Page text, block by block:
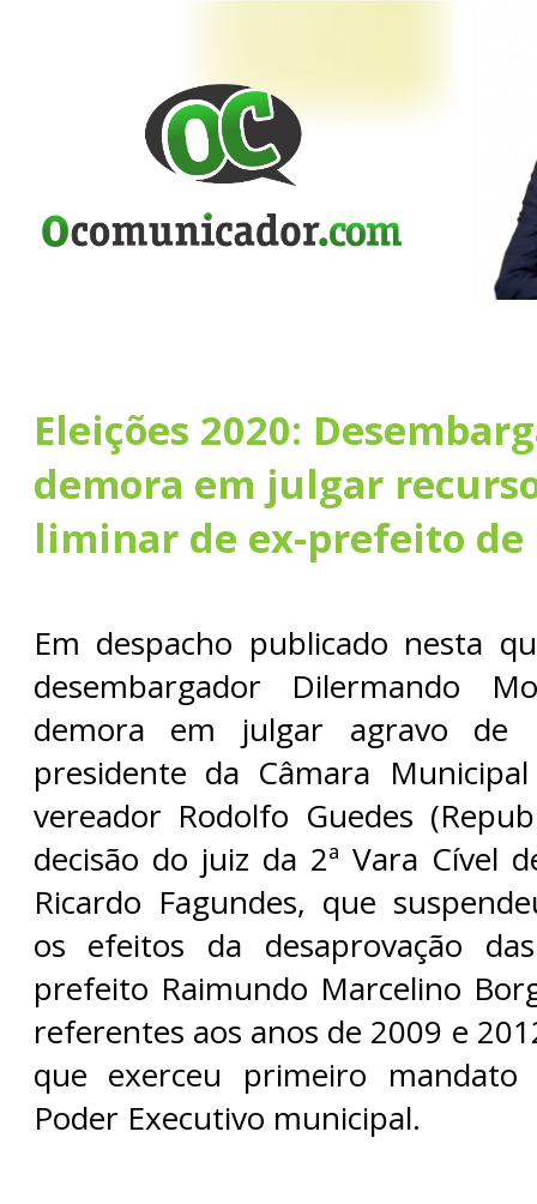
Eleições 2020:
demora em julgar
liminar de ex-prefeito de
Em despacho publicado nesta
desembargador Dilermando
demora em julgar agravo de
presidente da Câmara
vereador Rodolfo Guedes
decisão do juiz da 2ª Vara Cível
Ricardo Fagundes, que
os efeitos da desaprovação
prefeito Raimundo Marcelino
referentes aos anos de 2009 e
que exerceu primeiro
Poder Executivo municipal.